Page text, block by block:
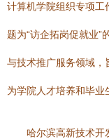
计算机学院组织专项工
题为“访企拓岗促就业”
与技术推广服务领域，
为学院人才培养和毕业
哈尔滨高新技术开